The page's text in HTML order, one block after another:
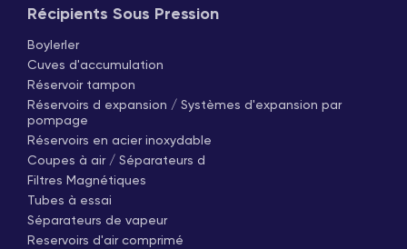
Récipients Sous Pression
Boylerler
Cuves d'accumulation
Réservoir tampon
Réservoirs d expansion / Systèmes d'expansion par
pompage
Réservoirs en acier inoxydable
Coupes à air / Séparateurs d
Filtres Magnétiques
Tubes à essai
Séparateurs de vapeur
Reservoirs d'air comprimé